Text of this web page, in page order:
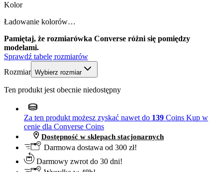
Kolor
Ładowanie kolorów…
Pamiętaj, że rozmiarówka Converse różni się pomiędzy
modelami.
Sprawdź tabelę rozmiarów
Rozmiar Wybierz rozmiar
Ten produkt jest obecnie niedostępny
Za ten produkt możesz zyskać nawet do 139 Coins Kup w
cenie dla Converse Coins
Dostępność w sklepach stacjonarnych
Darmowa dostawa od 300 zł!
Darmowy zwrot do 30 dni!